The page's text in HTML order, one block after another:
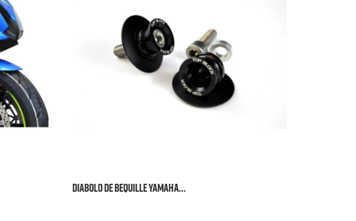
DIABOLO DE BEQUILLE YAMAHA...